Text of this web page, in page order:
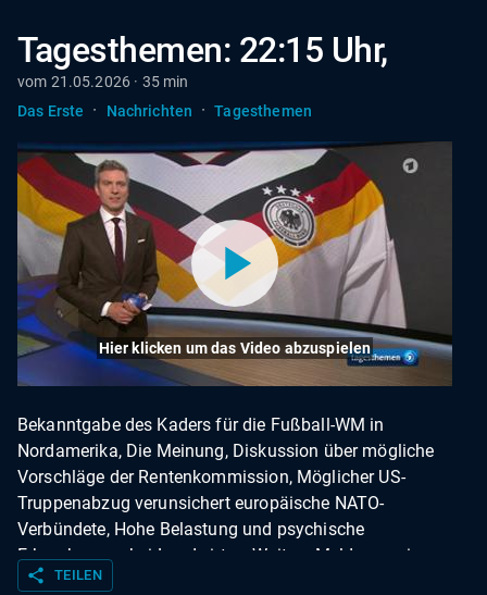
Tagesthemen: 22:15 Uhr,
vom 21.05.2026 · 35 min
Das Erste
· Nachrichten · Tagesthemen
Hier klicken um das Video abzuspielen
Bekanntgabe des Kaders für die Fußball-WM in
Nordamerika, Die Meinung, Diskussion über mögliche
Vorschläge der Rentenkommission, Möglicher US-
Truppenabzug verunsichert europäische NATO-
Verbündete, Hohe Belastung und psychische
Erkrankungen bei Landwirten, Weitere Meldungen im
Überblick, #mittendrin von Fehmarn: Bauarbeiter statt
share TEILEN